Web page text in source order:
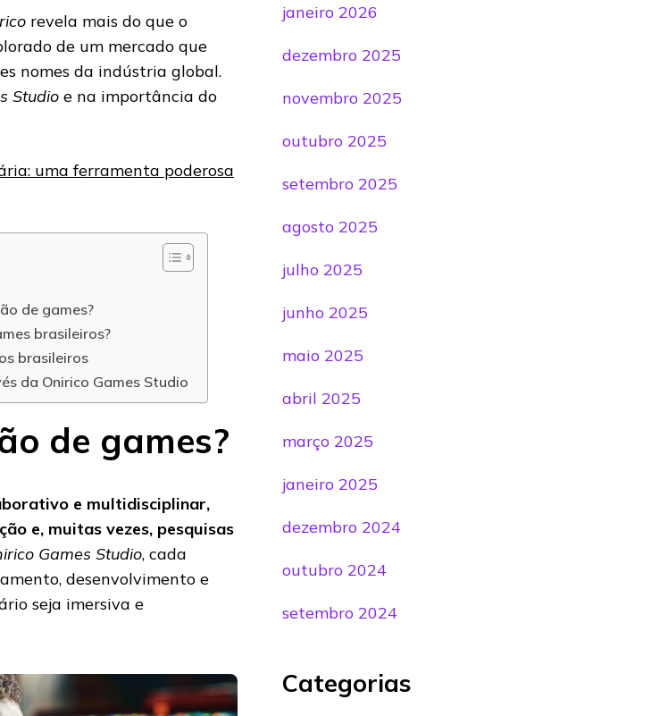
revela mais do que o
de um mercado que
nomes da indústria global.
Studio e na importância do
uma ferramenta poderosa
de games?
brasileiros?
brasileiros
da Onirico Games Studio
de games?
e multidisciplinar,
e, muitas vezes, pesquisas
Games Studio, cada
desenvolvimento e
seja imersiva e
janeiro 2026
dezembro 2025
novembro 2025
outubro 2025
setembro 2025
agosto 2025
julho 2025
junho 2025
maio 2025
abril 2025
março 2025
janeiro 2025
dezembro 2024
outubro 2024
setembro 2024
Categorias